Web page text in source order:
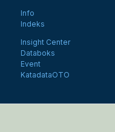
Info
Indeks
Insight Center
Databoks
Event
KatadataOTO